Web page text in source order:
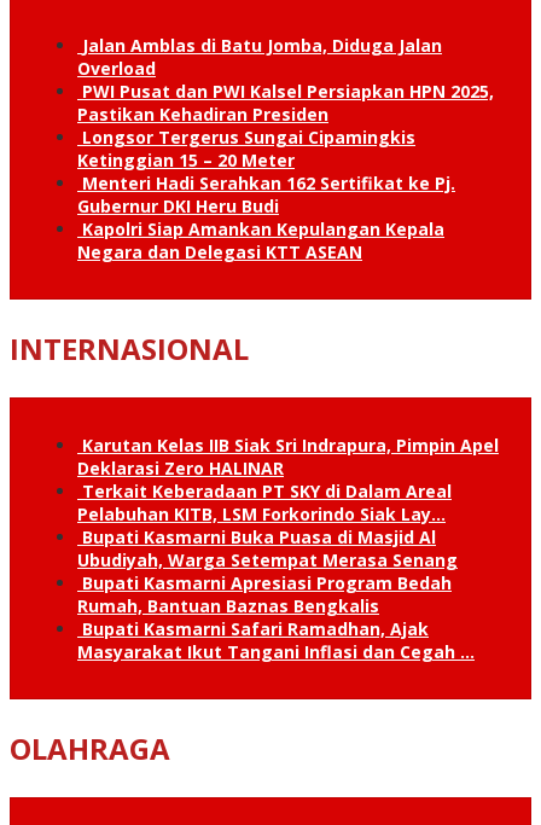
Jalan Amblas di Batu Jomba, Diduga Jalan
Overload
PWI Pusat dan PWI Kalsel Persiapkan HPN 2025,
Pastikan Kehadiran Presiden
Longsor Tergerus Sungai Cipamingkis
Ketinggian 15 – 20 Meter
Menteri Hadi Serahkan 162 Sertifikat ke Pj.
Gubernur DKI Heru Budi
Kapolri Siap Amankan Kepulangan Kepala
Negara dan Delegasi KTT ASEAN
INTERNASIONAL
Karutan Kelas IIB Siak Sri Indrapura, Pimpin Apel
Deklarasi Zero HALINAR
Terkait Keberadaan PT SKY di Dalam Areal
Pelabuhan KITB, LSM Forkorindo Siak Lay…
Bupati Kasmarni Buka Puasa di Masjid Al
Ubudiyah, Warga Setempat Merasa Senang
Bupati Kasmarni Apresiasi Program Bedah
Rumah, Bantuan Baznas Bengkalis
Bupati Kasmarni Safari Ramadhan, Ajak
Masyarakat Ikut Tangani Inflasi dan Cegah …
OLAHRAGA